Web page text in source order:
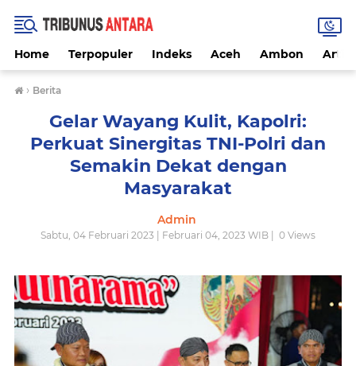
Home Terpopuler Indeks Aceh Ambon
› Berita
Gelar Wayang Kulit, Kapolri:
Perkuat Sinergitas TNI-Polri dan
Semakin Dekat dengan
Masyarakat
Admin
Sabtu, 04 Februari 2023 | Februari 04, 2023 WIB | 0 Views